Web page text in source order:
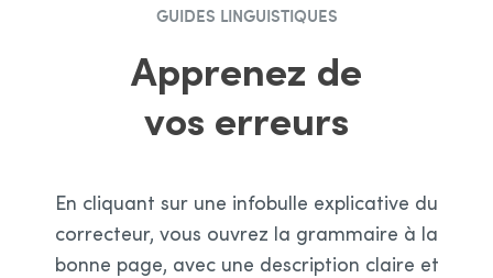
GUIDES LINGUISTIQUES
Apprenez de
vos erreurs
En cliquant sur une infobulle explicative du
correcteur, vous ouvrez la grammaire à la
bonne page, avec une description claire et